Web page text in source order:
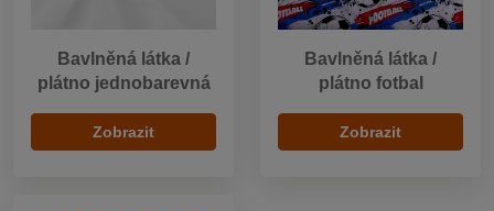
Bavlněná látka /
plátno jednobarevná
Zobrazit
Bavlněná látka /
plátno fotbal
Zobrazit